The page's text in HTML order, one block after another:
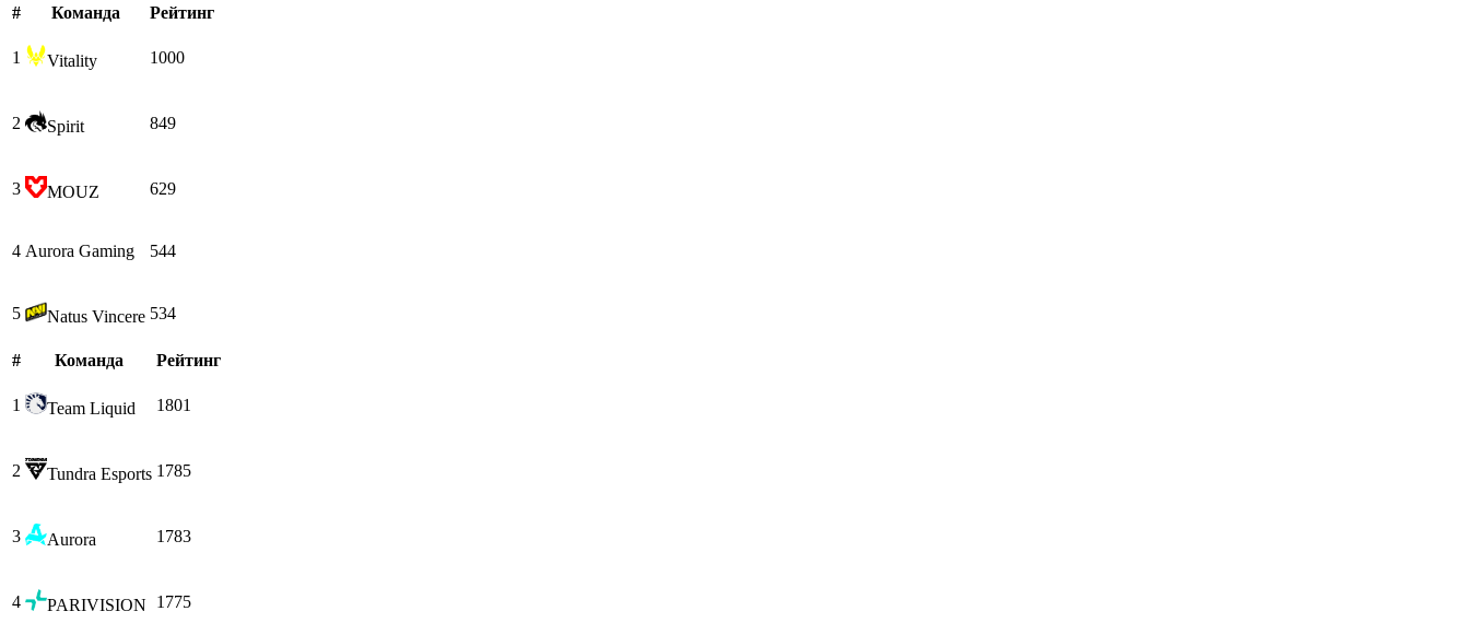
#
Команда Рейтинг
1 Vitality 1000
2 Spirit 849
3 MOUZ 629
4 Aurora Gaming 544
5 Natus Vincere 534
# Команда Рейтинг
1 Team Liquid 1801
2 Tundra Esports 1785
3 Aurora 1783
4 PARIVISION 1775